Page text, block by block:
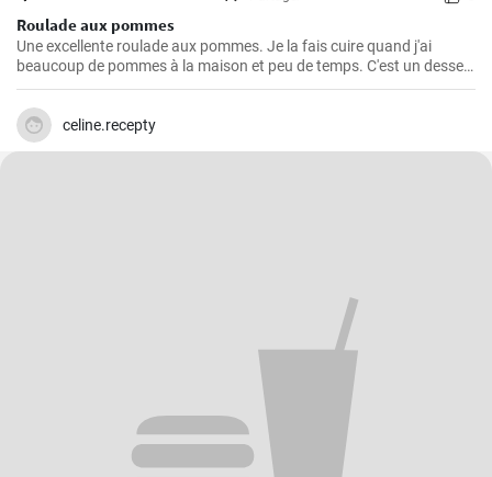
Roulade aux pommes
Une excellente roulade aux pommes. Je la fais cuire quand j'ai
beaucoup de pommes à la maison et peu de temps. C'est un dessert
rapide et facile qui plait toujours.
celine.recepty